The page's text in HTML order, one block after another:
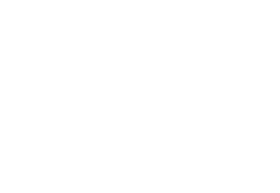
del 2023